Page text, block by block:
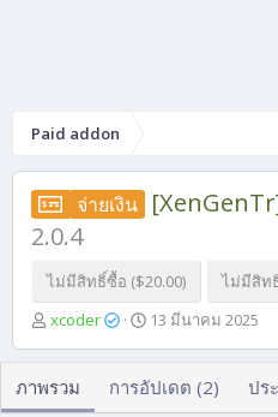
Paid addon
จ่ายเงิน
2.0.4
ไม่มีสิทธิ์ซื้อ ($20.00)
ไม่มีสิท
ผู้
ย
น
xcoder
วั
ส
13 มีนาคม 2025
ภาพรวม การอัปเดต (2) ปร